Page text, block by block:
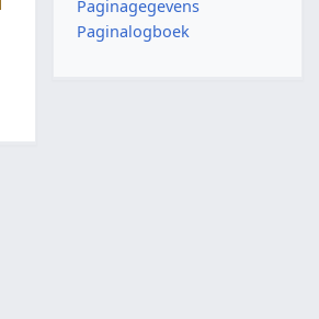
Paginagegevens
Paginalogboek